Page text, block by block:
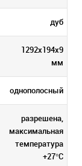
дуб
1292х194х9
мм
однополосный
разрешена,
максимальная
температура
+27°C